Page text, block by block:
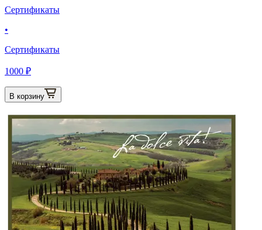
Сертификаты
•
Сертификаты
1000 ₽
В корзину